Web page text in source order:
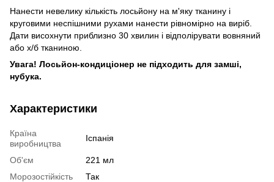
Нанести невелику кількість лосьйону на м'яку тканину і
круговими неспішними рухами нанести рівномірно на виріб.
Дати висохнути приблизно 30 хвилин і відполірувати вовняний
або х/б тканиною.
Увага! Лосьйон-кондиціонер не підходить для замші,
нубука.
Характеристики
Країна
виробництва
Іспанія
Об'єм
221 мл
Морозостійкість
Так